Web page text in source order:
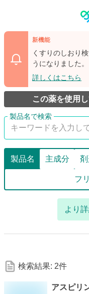
新機能
くすりのしおり
うになりました。
詳しくはこちら
この薬を使用
製品名 主成分
フ
な
より
検索結果: 2件
アスピリ